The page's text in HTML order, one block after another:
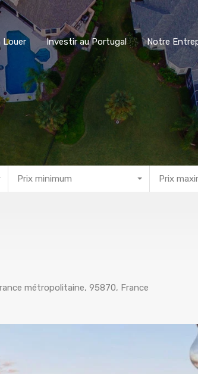
à Louer Investir au Portugal
Notre
Louer Investir au Portugal Notre
Prix minimum Prix
métropolitaine, 95870, France